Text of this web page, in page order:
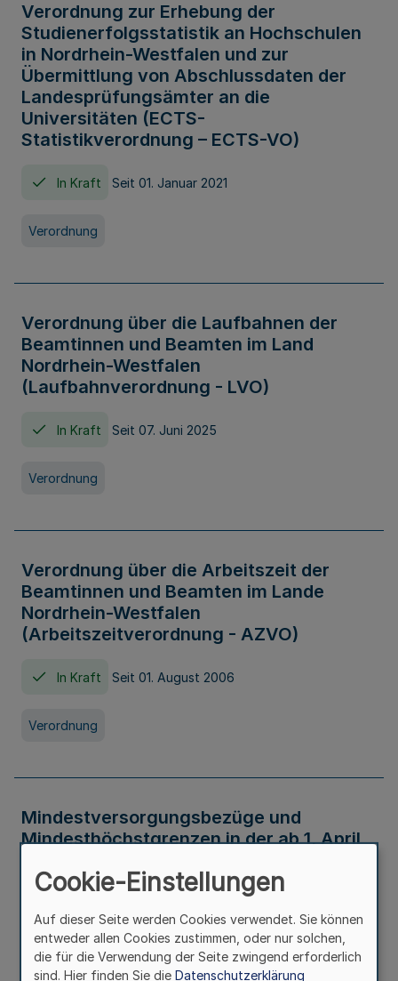
Verordnung zur Erhebung der
Studienerfolgsstatistik an Hochschulen
in Nordrhein-Westfalen und zur
Übermittlung von Abschlussdaten der
Landesprüfungsämter an die
Universitäten (ECTS-
Statistikverordnung – ECTS-VO)
In Kraft Seit 01. Januar 2021
Verordnung
Verordnung über die Laufbahnen der
Beamtinnen und Beamten im Land
Nordrhein-Westfalen
(Laufbahnverordnung - LVO)
In Kraft Seit 07. Juni 2025
Verordnung
Verordnung über die Arbeitszeit der
Beamtinnen und Beamten im Lande
Nordrhein-Westfalen
(Arbeitszeitverordnung - AZVO)
In Kraft Seit 01. August 2006
Verordnung
Mindestversorgungsbezüge und
Mindesthöchstgrenzen in der ab 1. April
Verwaltungsvorschrift
Cookie-Einstellungen
Auf dieser Seite werden Cookies verwendet. Sie können
entweder allen Cookies zustimmen, oder nur solchen,
die für die Verwendung der Seite zwingend erforderlich
sind. Hier finden Sie die Datenschutzerklärung